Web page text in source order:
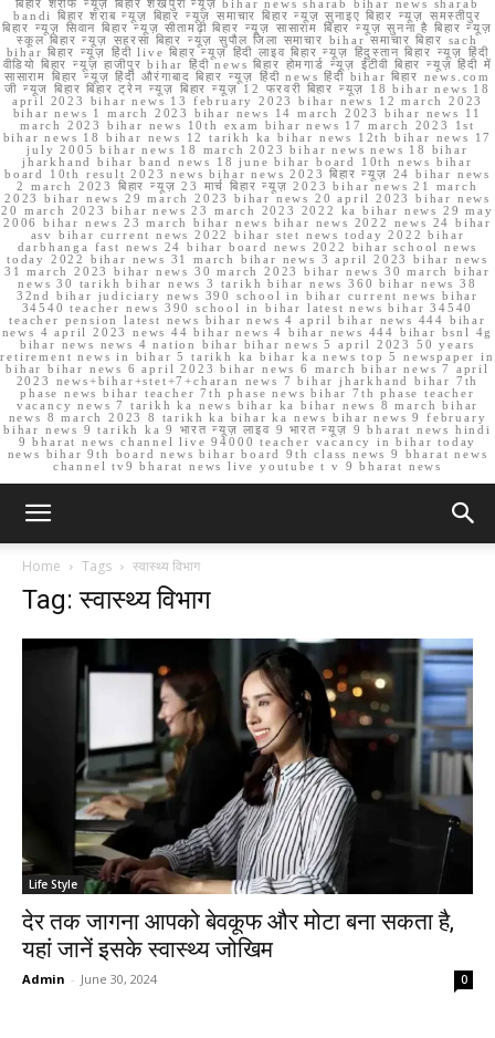
बिहार शरीफ न्यूज़ बिहार शेखपुरा न्यूज़ bihar news sharab bihar news sharab
bandi बिहार शराब न्यूज़ बिहार न्यूज़ समाचार बिहार न्यूज़ सुनाइए बिहार न्यूज़ समस्तीपुर
बिहार न्यूज़ सिवान बिहार न्यूज़ सीतामढ़ी बिहार न्यूज़ सासाराम बिहार न्यूज़ सुनना है बिहार न्यूज़
स्कूल बिहार न्यूज़ सहरसा बिहार न्यूज़ सुपौल जिला समाचार bihar समाचार बिहार sach
bihar बिहार न्यूज़ हिंदी live बिहार न्यूज़ हिंदी लाइव बिहार न्यूज़ हिंदुस्तान बिहार न्यूज़ हिंदी
वीडियो बिहार न्यूज़ हाजीपुर bihar हिंदी news बिहार होमगार्ड न्यूज़ ईटीवी बिहार न्यूज़ हिंदी में
सासाराम बिहार न्यूज़ हिंदी औरंगाबाद बिहार न्यूज़ हिंदी news हिंदी bihar बिहार news.com
जी न्यूज बिहार बिहार ट्रेन न्यूज़ बिहार न्यूज़ 12 फरवरी बिहार न्यूज़ 18 bihar news 18
april 2023 bihar news 13 february 2023 bihar news 12 march 2023
bihar news 1 march 2023 bihar news 14 march 2023 bihar news 11
march 2023 bihar news 10th exam bihar news 17 march 2023 1st
bihar news 18 bihar news 12 tarikh ka bihar news 12th bihar news 17
july 2005 bihar news 18 march 2023 bihar news news 18 bihar
jharkhand bihar band news 18 june bihar board 10th news bihar
board 10th result 2023 news bihar news 2023 बिहार न्यूज़ 24 bihar news
2 march 2023 बिहार न्यूज़ 23 मार्च बिहार न्यूज़ 2023 bihar news 21 march
2023 bihar news 29 march 2023 bihar news 20 april 2023 bihar news
20 march 2023 bihar news 23 march 2023 2022 ka bihar news 29 may
2006 bihar news 23 march bihar news bihar news 2022 news 24 bihar
asv bihar current news 2022 bihar stet news today 2022 bihar
darbhanga fast news 24 bihar board news 2022 bihar school news
today 2022 bihar news 31 march bihar news 3 april 2023 bihar news
31 march 2023 bihar news 30 march 2023 bihar news 30 march bihar
news 30 tarikh bihar news 3 tarikh bihar news 360 bihar news 38
32nd bihar judiciary news 390 school in bihar current news bihar
34540 teacher news 390 school in bihar latest news bihar 34540
teacher pension latest news bihar news 4 april bihar news 444 bihar
news 4 april 2023 news 44 bihar news 4 bihar news 444 bihar bsnl 4g
bihar news news 4 nation bihar bihar news 5 april 2023 50 years
retirement news in bihar 5 tarikh ka bihar ka news top 5 newspaper in
bihar bihar news 6 april 2023 bihar news 6 march bihar news 7 april
2023 news+bihar+stet+7+charan news 7 bihar jharkhand bihar 7th
phase news bihar teacher 7th phase news bihar 7th phase teacher
vacancy news 7 tarikh ka news bihar ka bihar news 8 march bihar
news 8 march 2023 8 tarikh ka bihar ka news bihar news 9 february
bihar news 9 tarikh ka 9 भारत न्यूज़ लाइव 9 भारत न्यूज़ 9 bharat news hindi
9 bharat news channel live 94000 teacher vacancy in bihar today
news bihar 9th board news bihar board 9th class news 9 bharat news
channel tv9 bharat news live youtube t v 9 bharat news
Home Tags स्वास्थ्य विभाग
Tag: स्वास्थ्य विभाग
Life Style
देर तक जागना आपको बेवकूफ और मोटा बना सकता है,
यहां जानें इसके स्वास्थ्य जोखिम
Admin - June 30, 2024 0